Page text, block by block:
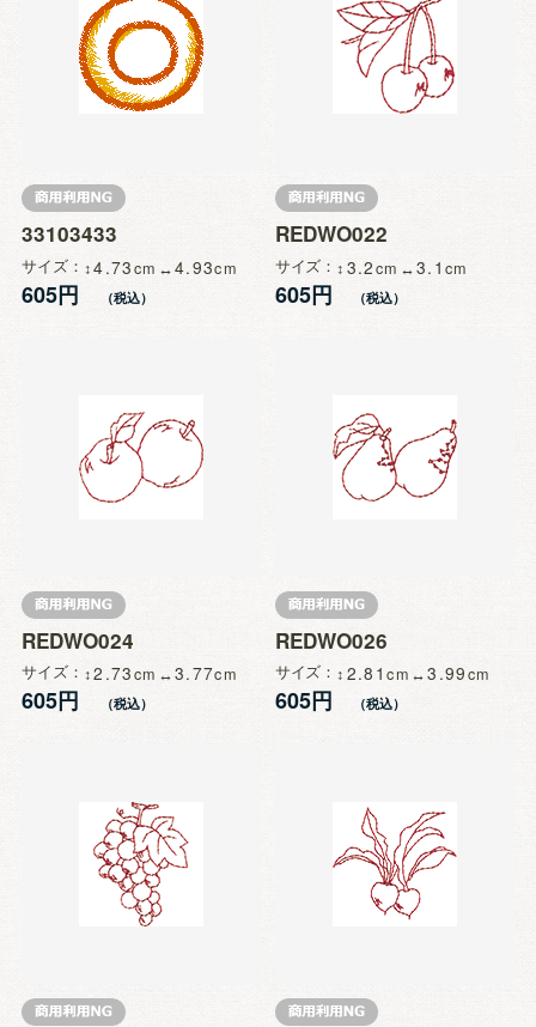
33103433
サイズ 4.73 4.93
605円
REDWO022
サイズ 3.2 3.1
605円
REDWO024
サイズ 2.73 3.77
605円
REDWO026
サイズ 2.81 3.99
605円